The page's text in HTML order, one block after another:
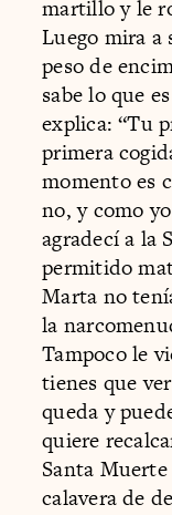
martillo y le
Luego mira a
peso de
sabe lo que
explica: “Tu
primera
momento es
no, y como
agradecí a la
permitido
Marta no
la
Tampoco le
tienes que
queda y
quiere
Santa
calavera de